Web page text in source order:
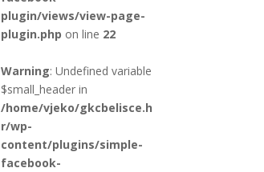
plugin/views/view-page-
plugin.php on line 22
Warning: Undefined variable
$small_header in
/home/vjeko/gkcbelisce.h
r/wp-
content/plugins/simple-
facebook-